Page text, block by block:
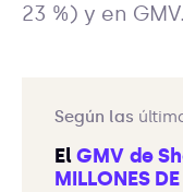
23 %) y en GMV.
Según las
ElGMV de
MILLONES